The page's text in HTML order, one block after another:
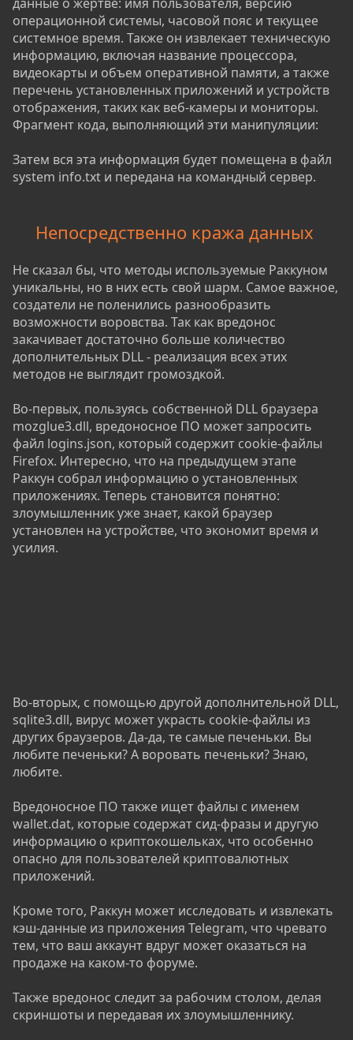
операционной системы, часовой пояс и текущее
системное время. Также он извлекает техническую
информацию, включая название процессора,
видеокарты и объем оперативной памяти, а также
перечень установленных приложений и устройств
отображения, таких как веб-камеры и мониторы.
Фрагмент кода, выполняющий эти манипуляции:
Затем вся эта информация будет помещена в файл
system info.txt и передана на командный сервер.
Непосредственно кража данных
Не сказал бы, что методы используемые Раккуном
уникальны, но в них есть свой шарм. Самое важное,
создатели не поленились разнообразить
возможности воровства. Так как вредонос
закачивает достаточно больше количество
дополнительных DLL - реализация всех этих
методов не выглядит громоздкой.
Во-первых, пользуясь собственной DLL браузера
mozglue3.dll, вредоносное ПО может запросить
файл logins.json, который содержит cookie-файлы
Firefox. Интересно, что на предыдущем этапе
Раккун собрал информацию о установленных
приложениях. Теперь становится понятно:
злоумышленник уже знает, какой браузер
установлен на устройстве, что экономит время и
усилия.
Во-вторых, с помощью другой дополнительной DLL,
sqlite3.dll, вирус может украсть cookie-файлы из
других браузеров. Да-да, те самые печеньки. Вы
любите печеньки? А воровать печеньки? Знаю,
любите.
Вредоносное ПО также ищет файлы с именем
wallet.dat, которые содержат сид-фразы и другую
информацию о криптокошельках, что особенно
опасно для пользователей криптовалютных
приложений.
Кроме того, Раккун может исследовать и извлекать
кэш-данные из приложения Telegram, что чревато
тем, что ваш аккаунт вдруг может оказаться на
продаже на каком-то форуме.
Также вредонос следит за рабочим столом, делая
скриншоты и передавая их злоумышленнику.